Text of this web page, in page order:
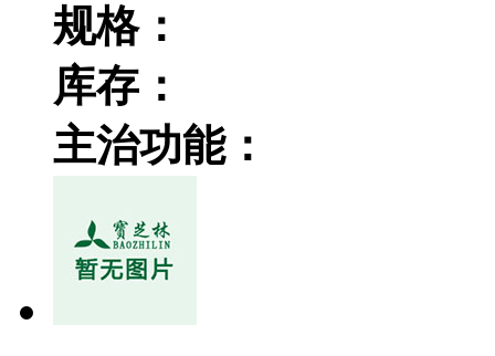
规格：
库存：
主治功能：